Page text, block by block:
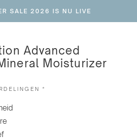
SALE 2026 IS NU LIVE
Advanced
Moisturizer
*